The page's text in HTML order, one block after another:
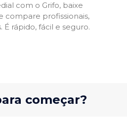
com o Grifo, baixe
compare profissionais,
É rápido, fácil e seguro.
começar?